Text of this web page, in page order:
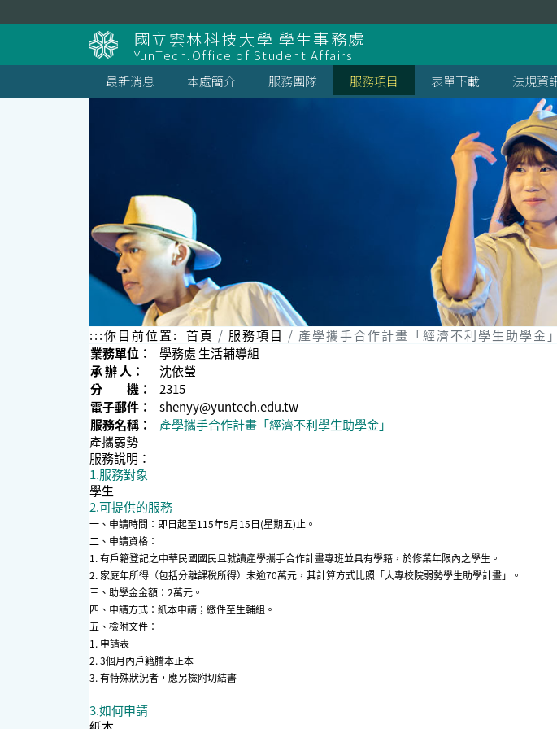
到
主
要
內
容
國立雲林科技大學 學生事務處
YunTech.Office of Student Affairs
最新消息
本處簡介 服務團隊 服務項目 表單下載 法規資
:::你目前位置: 首頁 服務項目
產學攜手合作計畫「經濟不利學生助學金」
業務單位：
學務處 生活輔導組
承 辦 人：
沈依瑩
分 機：
2315
電子郵件：
shenyy@yuntech.edu.tw
服務名稱：
產學攜手合作計畫「經濟不利學生助學金」
產攜弱勢
服務說明：
1.服務對象
學生
2.可提供的服務
一、申請時間：即日起至115年5月15日(星期五)止。
二、申請資格：
1.有戶籍登記之中華民國國民且就讀產學攜手合作計畫專班並具有學籍，於修業年限內之學生。
2. 家庭年所得（包括分離課稅所得）未逾70萬元，其計算方式比照「大專校院弱勢學生助學計畫」。
三、助學金金額：2萬元。
四、申請方式：紙本申請；繳件至生輔組。
五、檢附文件：
1. 申請表
2. 3個月內戶籍謄本正本
3.有特殊狀況者， 應另檢附切結書
3.如何申請